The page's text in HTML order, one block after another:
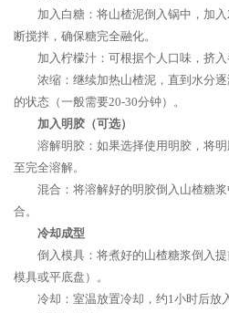
加入白糖：将山楂泥倒入锅中，加
断搅拌，确保糖完全融化。
加入柠檬汁：可根据个人口味，挤
浓缩：继续加热山楂泥，直到水分
的状态（一般需要20-30分钟）。
加入明胶（可选）
溶解明胶：如果选择使用明胶，将
至完全溶解。
混合：将溶解好的明胶倒入山楂糖
合。
冷却成型
倒入模具：将煮好的山楂糖浆倒入
模具或平底盘）。
冷却：室温放置冷却，约1小时后放